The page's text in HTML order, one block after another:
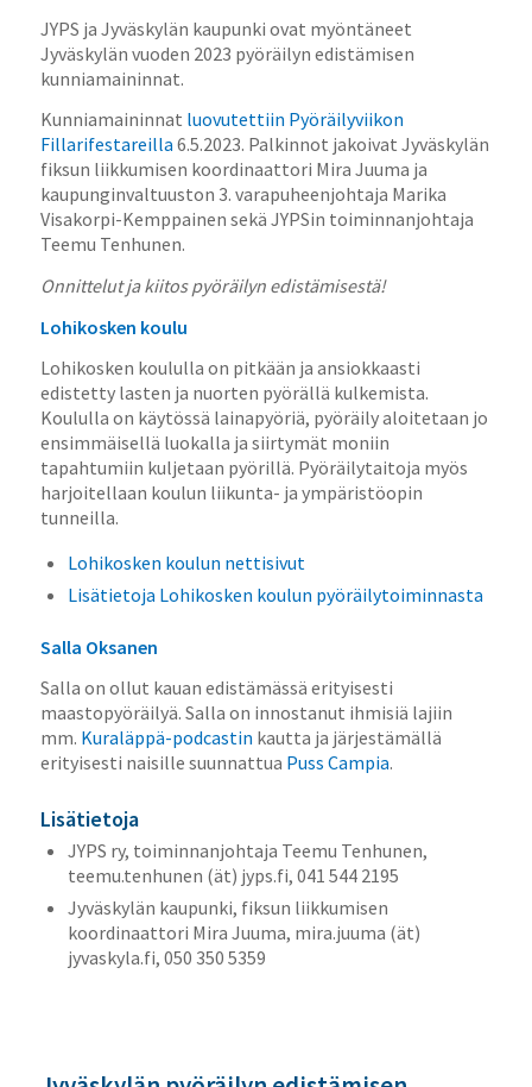
JYPS ja Jyväskylän kaupunki ovat myöntäneet
Jyväskylän vuoden 2023 pyöräilyn edistämisen
kunniamaininnat.
Kunniamaininnat luovutettiin Pyöräilyviikon
Fillarifestareilla 6.5.2023. Palkinnot jakoivat Jyväskylän
fiksun liikkumisen koordinaattori Mira Juuma ja
kaupunginvaltuuston 3. varapuheenjohtaja Marika
Visakorpi-Kemppainen sekä JYPSin toiminnanjohtaja
Teemu Tenhunen.
Onnittelut ja kiitos pyöräilyn edistämisestä!
Lohikosken koulu
Lohikosken koululla on pitkään ja ansiokkaasti
edistetty lasten ja nuorten pyörällä kulkemista.
Koululla on käytössä lainapyöriä, pyöräily aloitetaan jo
ensimmäisellä luokalla ja siirtymät moniin
tapahtumiin kuljetaan pyörillä. Pyöräilytaitoja myös
harjoitellaan koulun liikunta- ja ympäristöopin
tunneilla.
Lohikosken koulun nettisivut
Lisätietoja Lohikosken koulun pyöräilytoiminnasta
Salla Oksanen
Salla on ollut kauan edistämässä erityisesti
maastopyöräilyä. Salla on innostanut ihmisiä lajiin
mm. Kuraläppä-podcastin kautta ja järjestämällä
erityisesti naisille suunnattua Puss Campia.
Lisätietoja
JYPS ry, toiminnanjohtaja Teemu Tenhunen,
teemu.tenhunen (ät) jyps.fi, 041 544 2195
Jyväskylän kaupunki, fiksun liikkumisen
koordinaattori Mira Juuma, mira.juuma (ät)
jyvaskyla.fi, 050 350 5359